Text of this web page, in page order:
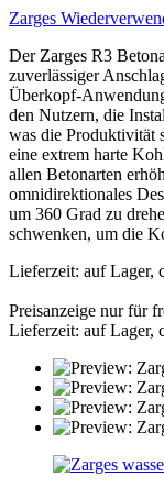
Zarges
Der Zarges R3
zuverlässiger
Überkopf-
den Nutzern, die
was die Produktivität
eine extrem harte
allen Betonarten
omnidirektionales
um 360 Grad zu
schwenken, um die
Lieferzeit: auf Lager,
Preisanzeige nur für
Lieferzeit: auf Lager,